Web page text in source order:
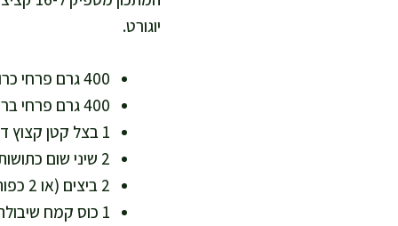
יוגורט.
400 גרם פרחי כרובית (טריה או קפואה, מועשרים בוויטמינים וסיבים תזונתיים)
400 גרם פרחי ברוקולי (טריה או קפואה, מקור לאשלגן, סידן וברזל)
1 בצל קטן קצוץ דק (עשיר בנוגדי חמצון)
2 שיני שום כתושות (מחזקות מערכת חיסון ומוסיפות טעם טבעי)
2 ביצים (או 2 כפות זרעי פשתן טחונים מושרים ב-4 כפות מים לגרסה טבעונית, לשיפור חלבון צמחי וסיבים)
1 כוס קמח שיבולת שועל/קמח חומוס (למרקם עשיר, דל גלוטן, עשיר בחלבון וסיבים)